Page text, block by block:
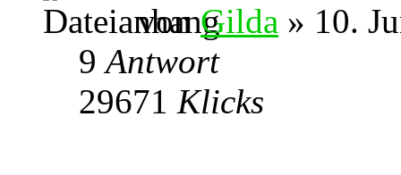
vonGilda » 10.
9Antwort
29671 Klicks